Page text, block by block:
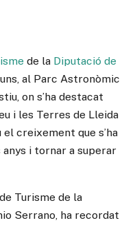
de la Diputació de
al Parc Astronòmic
on s’ha destacat
i les Terres de Lleida
creixement que s’ha
i tornar a superar
Turisme de la
Serrano, ha recordat